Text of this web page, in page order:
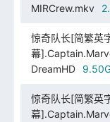
MIRCrew.mkv
惊奇队长[简繁英
幕
DreamHD
惊奇队长[简繁英
幕